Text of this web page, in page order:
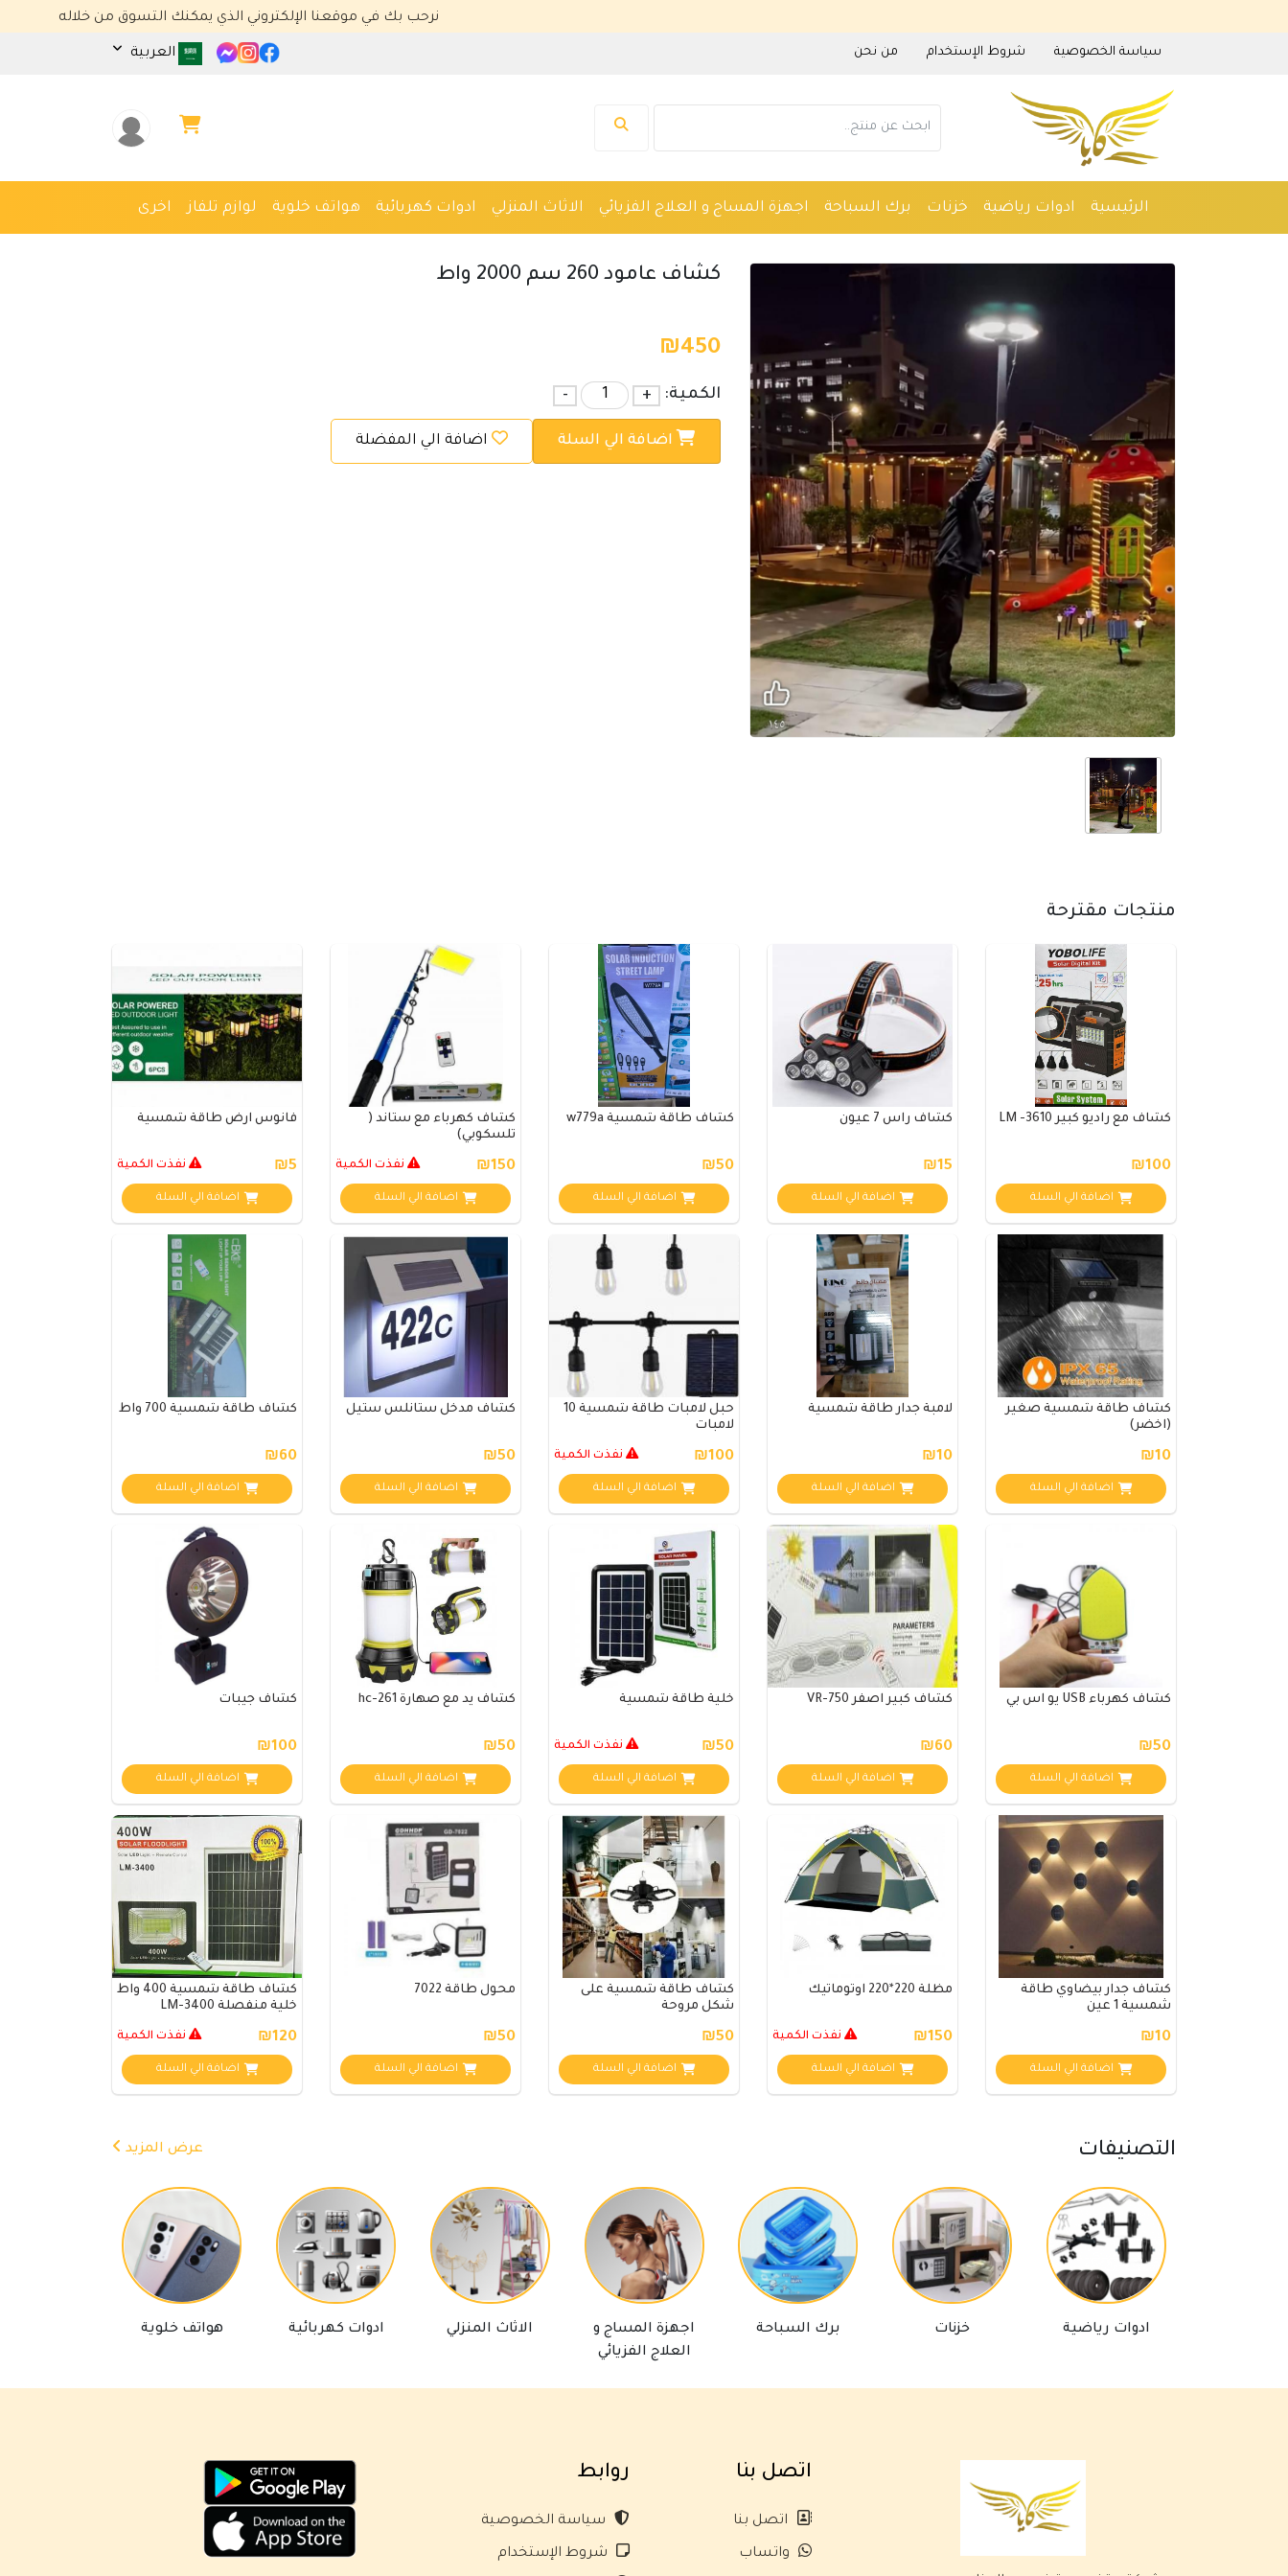
نرحب بك في موقعنا الإلكتروني الذي يمكنك التسوق من خلاله
سياسة الخصوصية شروط الإستخدام من نحن العربية
الرئيسية ادوات رياضية خزنات برك السباحة اجهزة المساج و العلاج الفزيائي الاثاث المنزلي ادوات كهربائية هواتف خلوية لوازم تلفاز اخرى
كشاف عامود 260 سم 2000 واط
₪450
الكمية: +
-
اضافة الي السلة اضافة الي المفضلة
منتجات مقترحة
كشاف مع راديو كبير LM -3610
₪100
اضافة الي السلة
كشاف راس 7 عيون
₪15
اضافة الي السلة
كشاف طاقة شمسية w779a
₪50
اضافة الي السلة
كشاف كهرباء مع ستاند (
تلسكوبي)
₪150 نفذت الكمية
اضافة الي السلة
فانوس ارض طاقة شمسية
₪5 نفذت الكمية
اضافة الي السلة
كشاف طاقة شمسية صغير
(اخضر)
₪10
اضافة الي السلة
لامبة جدار طاقة شمسية
₪10
اضافة الي السلة
حبل لامبات طاقة شمسية 10
لامبات
₪100 نفذت الكمية
اضافة الي السلة
كشاف مدخل ستانلس ستيل
₪50
اضافة الي السلة
كشاف طاقة شمسية 700 واط
₪60
اضافة الي السلة
كشاف كهرباء USB يو اس بي
₪50
اضافة الي السلة
كشاف كبير اصفر VR-750
₪60
اضافة الي السلة
خلية طاقة شمسية
₪50 نفذت الكمية
اضافة الي السلة
كشاف يد مع صهارة hc-261
₪50
اضافة الي السلة
كشاف جيبات
₪100
اضافة الي السلة
كشاف جدار بيضاوي طاقة
شمسية 1 عين
₪10
اضافة الي السلة
مظلة 220*220 اوتوماتيك
₪150 نفذت الكمية
اضافة الي السلة
كشاف طاقة شمسية على
شكل مروحة
₪50
اضافة الي السلة
محول طاقة 7022
₪50
اضافة الي السلة
كشاف طاقة شمسية 400 واط
خلية منفصلة LM-3400
₪120 نفذت الكمية
اضافة الي السلة
التصنيفات عرض المزيد
ادوات رياضية برك السباحة
اجهزة المساج و
العلاج الفزيائي
الاثاث المنزلي ادوات كهربائية هواتف خلوية
مساعد كايا للتسويق الإلكتروني
متصل الآن
مرحباً 👋 أنا مساعدك الذكي في كايا
اتصل بنا
اتصل بنا
واتساب
روابط
سياسة الخصوصية
شروط الإستخدام